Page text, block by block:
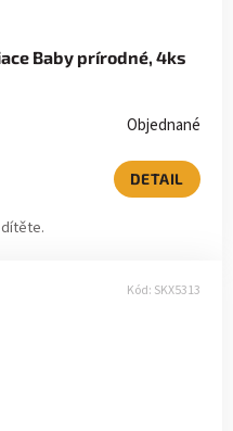
Baby prírodné, 4ks
Objednané
DETAIL
Kód: SKX5313